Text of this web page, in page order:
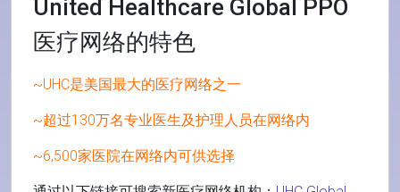
United Healthcare Global PPO
医疗网络的特色
~UHC是美国最大的医疗网络之一
~超过130万名专业医生及护理人员在网络内
~6,500家医院在网络内可供选择